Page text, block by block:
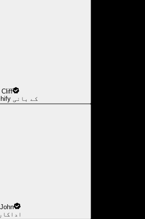
Cliff
Speechify کے بانی
John
اداکار